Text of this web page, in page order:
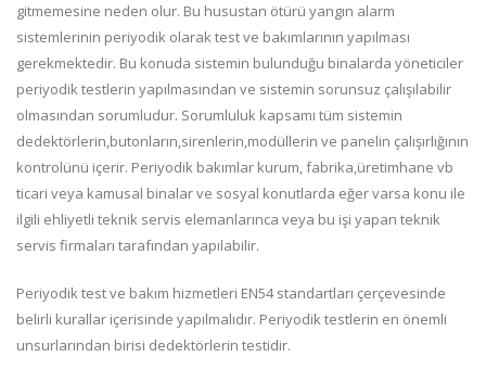
gitmemesine neden olur. Bu husustan ötürü yangın alarm
sistemlerinin periyodik olarak test ve bakımlarının yapılması
gerekmektedir. Bu konuda sistemin bulunduğu binalarda yöneticiler
periyodik testlerin yapılmasından ve sistemin sorunsuz çalışılabilir
olmasından sorumludur. Sorumluluk kapsamı tüm sistemin
dedektörlerin,butonların,sirenlerin,modüllerin ve panelin çalışırlığının
kontrolünü içerir. Periyodik bakımlar kurum, fabrika,üretimhane vb
ticari veya kamusal binalar ve sosyal konutlarda eğer varsa konu ile
ilgili ehliyetli teknik servis elemanlarınca veya bu işi yapan teknik
servis firmaları tarafından yapılabilir.
Periyodik test ve bakım hizmetleri EN54 standartları çerçevesinde
belirli kurallar içerisinde yapılmalıdır. Periyodik testlerin en önemli
unsurlarından birisi dedektörlerin testidir.